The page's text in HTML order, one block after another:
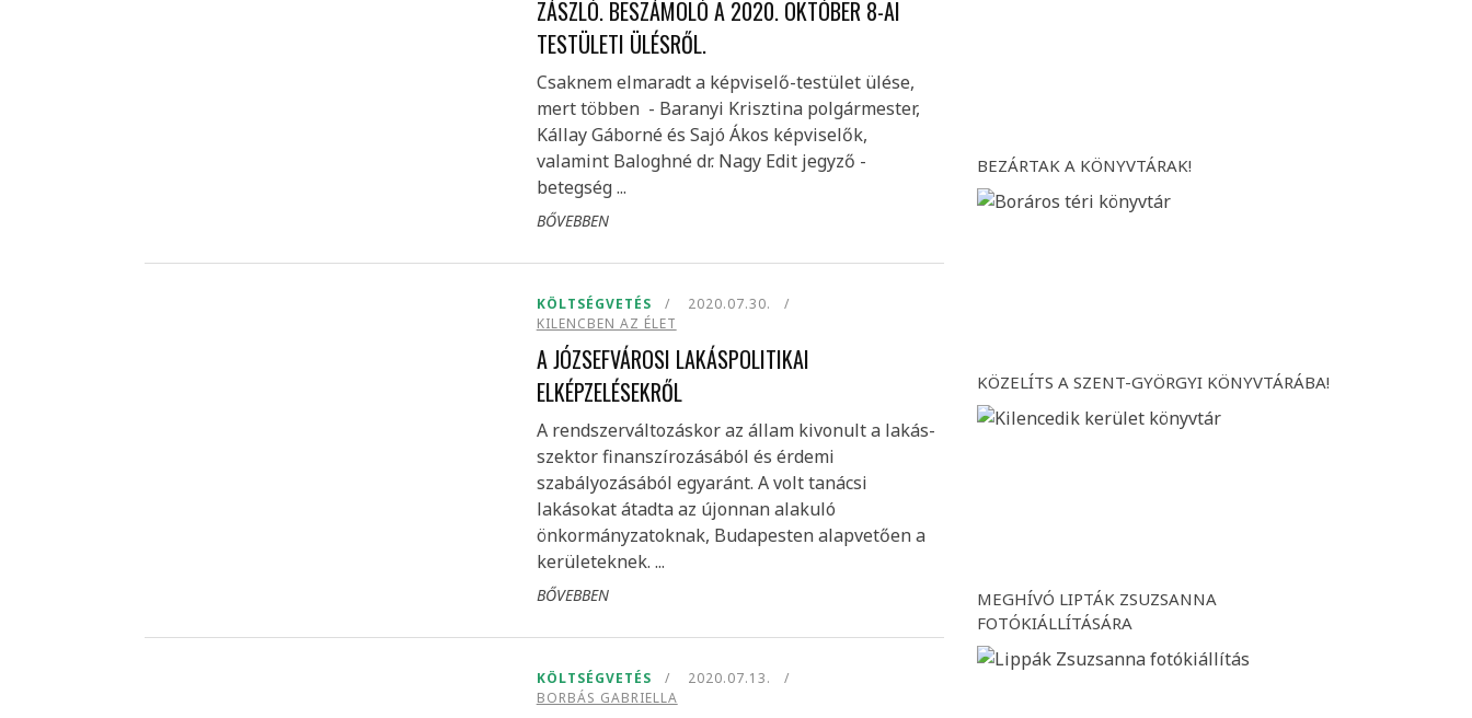
ZÁSZLÓ. BESZÁMOLÓ A 2020. OKTÓBER 8-AI
TESTÜLETI ÜLÉSRŐL.
Csaknem elmaradt a képviselő-testület ülése,
mert többen - Baranyi Krisztina polgármester,
Kállay Gáborné és Sajó Ákos képviselők,
valamint Baloghné dr. Nagy Edit jegyző -
betegség ...
BŐVEBBEN
KÖLTSÉGVETÉS
2020.07.30.
KILENCBEN AZ ÉLET
A JÓZSEFVÁROSI LAKÁSPOLITIKAI
ELKÉPZELÉSEKRŐL
A rendszerváltozáskor az állam kivonult a lakás-
szektor finanszírozásából és érdemi
szabályozásából egyaránt. A volt tanácsi
lakásokat átadta az újonnan alakuló
önkormányzatoknak, Budapesten alapvetően a
kerületeknek. ...
BŐVEBBEN
KÖLTSÉGVETÉS
2020.07.13.
BORBÁS GABRIELLA
BEZÁRTAK A KÖNYVTÁRAK!
KÖZELÍTS A SZENT-GYÖRGYI KÖNYVTÁRÁBA!
MEGHÍVÓ LIPTÁK ZSUZSANNA
FOTÓKIÁLLÍTÁSÁRA